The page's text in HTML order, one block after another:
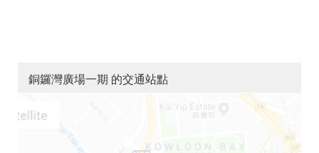
銅鑼灣廣場一期 的交通站點